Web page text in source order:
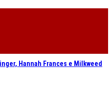
Hannah Frances e Milkweed